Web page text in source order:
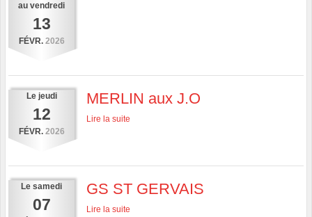
au vendredi
13
FÉVR. 2026
Le jeudi
12
FÉVR. 2026
MERLIN aux J.O
Lire la suite
Le samedi
07
GS ST GERVAIS
Lire la suite